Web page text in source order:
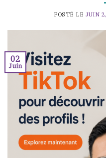
POSTÉ LE JUIN
02
Juin